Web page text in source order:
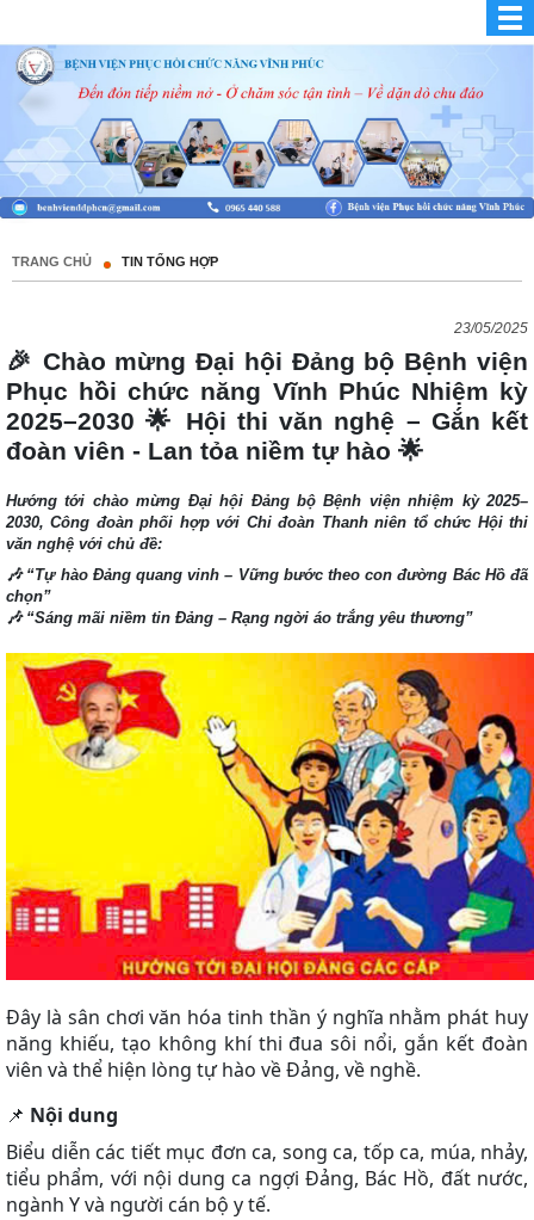
TRANG CHỦ TIN TỔNG HỢP
23/05/2025
🎉 Chào mừng Đại hội Đảng bộ Bệnh viện
Phục hồi chức năng Vĩnh Phúc Nhiệm kỳ
2025–2030 🌟 Hội thi văn nghệ – Gắn kết
đoàn viên - Lan tỏa niềm tự hào 🌟
Hướng tới chào mừng Đại hội Đảng bộ Bệnh viện nhiệm kỳ 2025–
2030,Công đoànphối hợp với Chi đoàn Thanh niên tổ chức Hội thi
văn nghệ với chủ đề:
🎶 “Tự hào Đảng quang vinh – Vững bước theo con đường Bác Hồ đã
chọn”
🎶 “Sáng mãi niềm tin Đảng – Rạng ngời áo trắng yêu thương”
Đây là sân chơi văn hóa tinh thần ý nghĩa nhằm phát huy
năng khiếu, tạo không khí thi đua sôi nổi, gắn kết đoàn
viên và thể hiện lòng tự hào về Đảng, về nghề.
📌 Nội dung
Biểu diễn các tiết mục đơn ca, song ca, tốp ca, múa, nhảy,
tiểu phẩm, với nội dung ca ngợi Đảng, Bác Hồ, đất nước,
ngành Y và người cán bộ y tế.